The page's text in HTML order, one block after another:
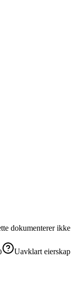
dokumenterer ikke
Uavklart eierskap